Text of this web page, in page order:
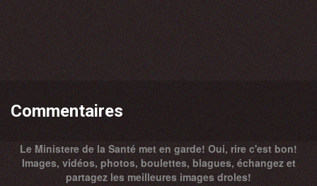
Commentaires
Le Ministere de la Santé met en garde! Oui, rire c'est bon!
Images, vidéos, photos, boulettes, blagues, échangez et
partagez les meilleures images droles!